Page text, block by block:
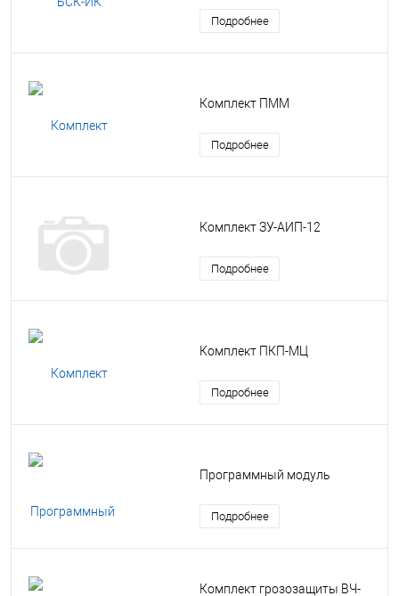
Подробнее
Комплект ПММ
Подробнее
Комплект ЗУ-АИП-12
Подробнее
Комплект ПКП-МЦ
Подробнее
Программный модуль
Подробнее
Комплект грозозащиты ВЧ-